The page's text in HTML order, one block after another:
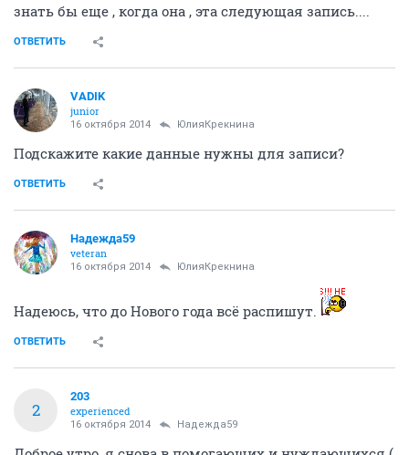
знать бы еще , когда она , эта следующая запись....
ОТВЕТИТЬ
VADIK
junior
16 октября 2014 ЮлияКрекнина
Подскажите какие данные нужны для записи?
ОТВЕТИТЬ
Надежда59
veteran
16 октября 2014 ЮлияКрекнина
Надеюсь, что до Нового года всё распишут.
ОТВЕТИТЬ
2
203
experienced
16 октября 2014 Надежда59